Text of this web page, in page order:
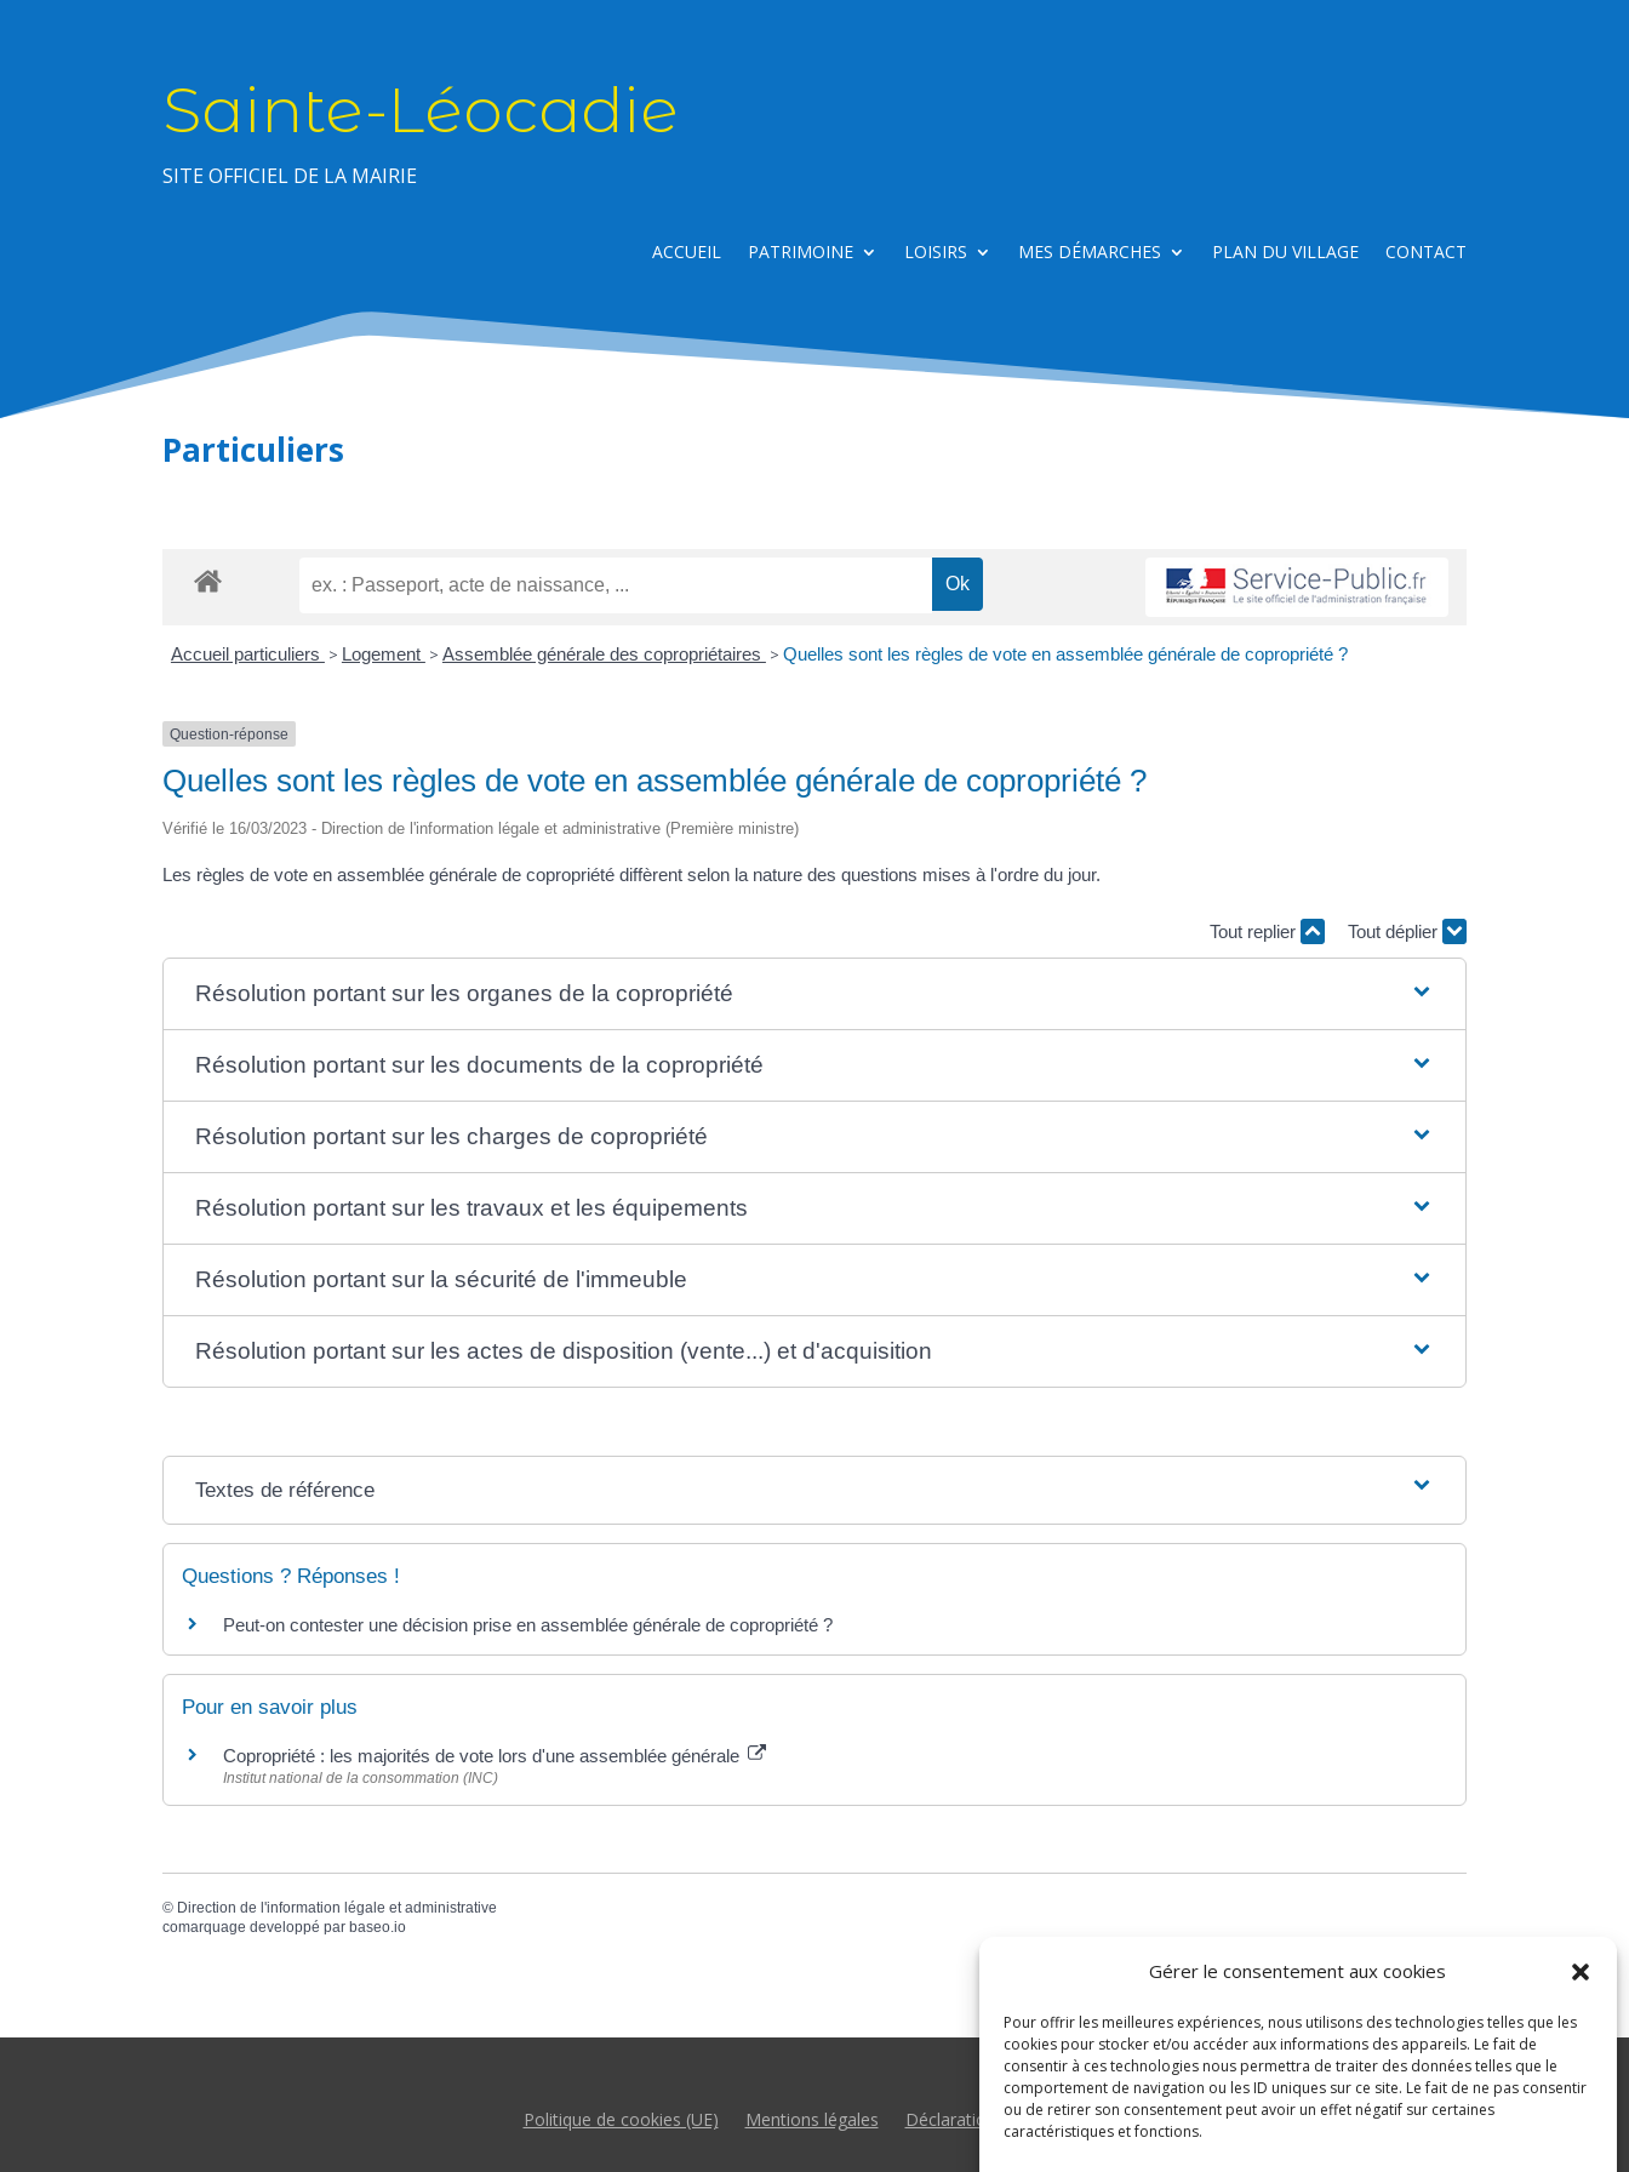
Gérer le consentement aux cookies
Pour offrir les meilleures expériences, nous utilisons des technologies telles que les
cookies pour stocker et/ou accéder aux informations des appareils. Le fait de
consentir à ces technologies nous permettra de traiter des données telles que le
comportement de navigation ou les ID uniques sur ce site. Le fait de ne pas consentir
ou de retirer son consentement peut avoir un effet négatif sur certaines
caractéristiques et fonctions.
Sainte-Léocadie
SITE OFFICIEL DE LA MAIRIE
ACCUEIL PATRIMOINE LOISIRS MES DÉMARCHES PLAN DU VILLAGE CONTACT
Particuliers
Accueil particuliers > Logement > Assemblée générale des copropriétaires > Quelles sont les règles de vote en assemblée générale de copropriété ?
Question-réponse
Quelles sont les règles de vote en assemblée générale de copropriété ?
Vérifié le 16/03/2023 - Direction de l'information légale et administrative (Première ministre)
Les règles de vote en assemblée générale de copropriété diffèrent selon la nature des questions mises à l'ordre du jour.
Tout replier Tout déplier
Résolution portant sur les organes de la copropriété
Résolution portant sur les documents de la copropriété
Résolution portant sur les charges de copropriété
Résolution portant sur les travaux et les équipements
Résolution portant sur la sécurité de l'immeuble
Résolution portant sur les actes de disposition (vente...) et d'acquisition
Textes de référence
Questions ? Réponses !
Peut-on contester une décision prise en assemblée générale de copropriété ?
Pour en savoir plus
Copropriété : les majorités de vote lors d'une assemblée générale
Institut national de la consommation (INC)
© Direction de l'information légale et administrative
comarquage developpé par baseo.io
Politique de cookies (UE) Mentions légales Déclaration d’accessibilité